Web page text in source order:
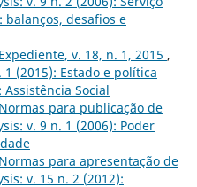
balanços, desafios e
Expediente, v. 18, n. 1, 2015 ,
1 (2015): Estado e política
Social
Normas para publicação de
v. 9 n. 1 (2006): Poder
Normas para apresentação de
v. 15 n. 2 (2012):